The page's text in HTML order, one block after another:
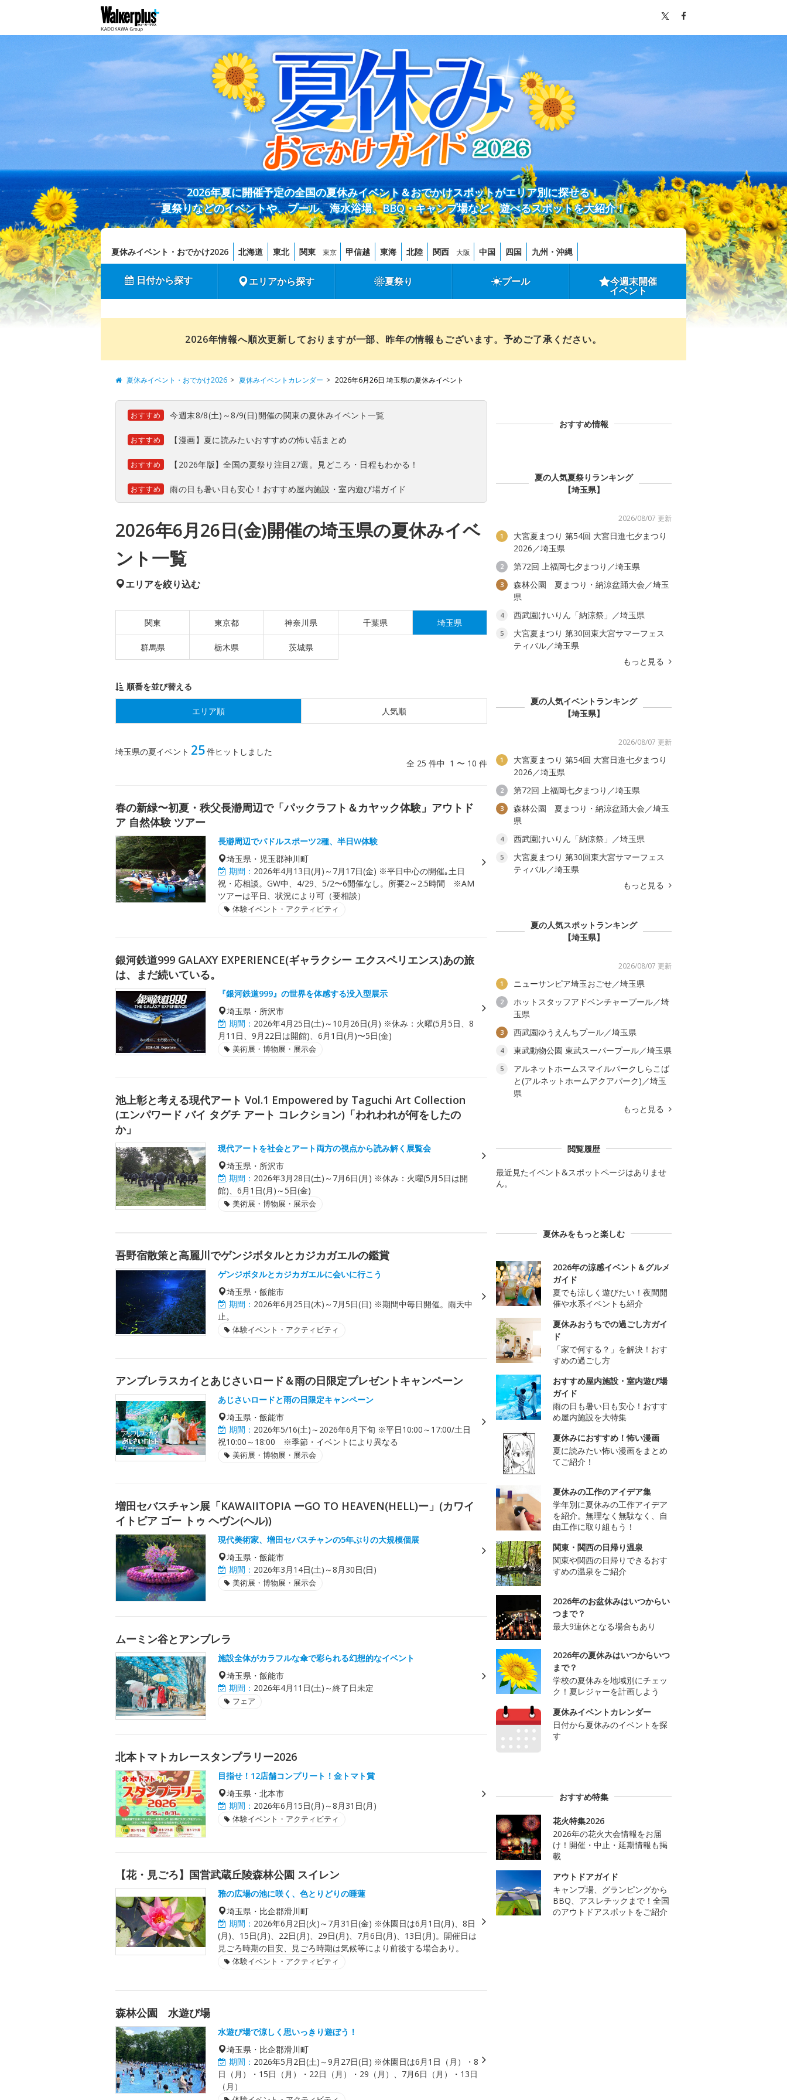
2026年夏に開催予定の全国の夏休みイベント＆おでかけスポットがエリア別に探せる！
夏祭りなどのイベントや、プール、海水浴場、BBQ・キャンプ場など、遊べるスポットを大紹介！
夏休みイベント・おでかけ2026 北海道 東北 関東 東京 甲信越 東海 北陸 関西 大阪 中国 四国 九州・沖縄
日付から探す エリアから探す 夏祭り プール 今週末開催
イベント
2026年情報へ順次更新しておりますが一部、昨年の情報もございます。予めご了承ください。
夏休みイベント・おでかけ2026 夏休みイベントカレンダー 2026年6月26日 埼玉県の夏休みイベント
おすすめ 今週末8/8(土)～8/9(日)開催の関東の夏休みイベント一覧
おすすめ 【漫画】夏に読みたいおすすめの怖い話まとめ
おすすめ 【2026年版】全国の夏祭り注目27選。見どころ・日程もわかる！
おすすめ 雨の日も暑い日も安心！おすすめ屋内施設・室内遊び場ガイド
2026年6月26日(金)開催の埼玉県の夏休みイベ
ント一覧
エリアを絞り込む
関東 東京都 神奈川県 千葉県 埼玉県
群馬県 栃木県 茨城県
順番を並び替える
エリア順 人気順
埼玉県の夏イベント 25件ヒットしました
全 25 件中 1 〜 10 件
春の新緑〜初夏・秩父長瀞周辺で「パックラフト＆カヤック体験」アウトド
ア 自然体験 ツアー
長瀞周辺でパドルスポーツ2種、半日W体験
埼玉県・児玉郡神川町
期間： 2026年4月13日(月)～7月17日(金) ※平日中心の開催｡土日
祝・応相談。GW中、4/29、5/2〜6開催なし。所要2～2.5時間 ※AM
ツアーは平日、状況により可（要相談）
体験イベント・アクティビティ
銀河鉄道999 GALAXY EXPERIENCE(ギャラクシー エクスペリエンス)あの旅
は、まだ続いている。
『銀河鉄道999』の世界を体感する没入型展示
埼玉県・所沢市
期間： 2026年4月25日(土)～10月26日(月) ※休み：火曜(5月5日、8
月11日、9月22日は開館)、6月1日(月)〜5日(金)
美術展・博物展・展示会
池上彰と考える現代アート Vol.1 Empowered by Taguchi Art Collection
(エンパワード バイ タグチ アート コレクション)「われわれが何をしたの
か」
現代アートを社会とアート両方の視点から読み解く展覧会
埼玉県・所沢市
期間： 2026年3月28日(土)～7月6日(月) ※休み：火曜(5月5日は開
館)、6月1日(月)～5日(金)
美術展・博物展・展示会
吾野宿散策と高麗川でゲンジボタルとカジカガエルの鑑賞
ゲンジボタルとカジカガエルに会いに行こう
埼玉県・飯能市
期間： 2026年6月25日(木)～7月5日(日) ※期間中毎日開催。雨天中
止。
体験イベント・アクティビティ
アンブレラスカイとあじさいロード＆雨の日限定プレゼントキャンペーン
あじさいロードと雨の日限定キャンペーン
埼玉県・飯能市
期間： 2026年5/16(土)～2026年6月下旬 ※平日10:00～17:00/土日
祝10:00～18:00 ※季節・イベントにより異なる
美術展・博物展・展示会
増田セバスチャン展「KAWAIITOPIA ーGO TO HEAVEN(HELL)ー」(カワイ
イトピア ゴー トゥ ヘヴン(ヘル))
現代美術家、増田セバスチャンの5年ぶりの大規模個展
埼玉県・飯能市
期間： 2026年3月14日(土)～8月30日(日)
美術展・博物展・展示会
ムーミン谷とアンブレラ
施設全体がカラフルな傘で彩られる幻想的なイベント
埼玉県・飯能市
期間： 2026年4月11日(土)～終了日未定
フェア
北本トマトカレースタンプラリー2026
目指せ！12店舗コンプリート！金トマト賞
埼玉県・北本市
期間： 2026年6月15日(月)～8月31日(月)
体験イベント・アクティビティ
【花・見ごろ】国営武蔵丘陵森林公園 スイレン
雅の広場の池に咲く、色とりどりの睡蓮
埼玉県・比企郡滑川町
期間： 2026年6月2日(火)～7月31日(金) ※休園日は6月1日(月)、8日
(月)、15日(月)、22日(月)、29日(月)、7月6日(月)、13日(月)。開催日は
見ごろ時期の目安、見ごろ時期は気候等により前後する場合あり。
体験イベント・アクティビティ
森林公園 水遊び場
水遊び場で涼しく思いっきり遊ぼう！
埼玉県・比企郡滑川町
期間： 2026年5月2日(土)～9月27日(日) ※休園日は6月1日（月）・8
日（月）・15日（月）・22日（月）・29（月）、7月6日（月）・13日
（月）
おすすめ情報
夏の人気夏祭りランキング
【埼玉県】
2026/08/07 更新
1
大宮夏まつり 第54回 大宮日進七夕まつり
2026／埼玉県
2 第72回 上福岡七夕まつり／埼玉県
3
森林公園 夏まつり・納涼盆踊大会／埼玉
県
4 西武園けいりん「納涼祭」／埼玉県
5
大宮夏まつり 第30回東大宮サマーフェス
ティバル／埼玉県
もっと見る
夏の人気イベントランキング
【埼玉県】
2026/08/07 更新
1
大宮夏まつり 第54回 大宮日進七夕まつり
2026／埼玉県
2 第72回 上福岡七夕まつり／埼玉県
3
森林公園 夏まつり・納涼盆踊大会／埼玉
県
4 西武園けいりん「納涼祭」／埼玉県
5
大宮夏まつり 第30回東大宮サマーフェス
ティバル／埼玉県
もっと見る
夏の人気スポットランキング
【埼玉県】
2026/08/07 更新
1 ニューサンピア埼玉おごせ／埼玉県
2
ホットスタッフアドベンチャープール／埼
玉県
3 西武園ゆうえんちプール／埼玉県
4 東武動物公園 東武スーパープール／埼玉県
5
アルネットホームスマイルパークしらこば
と(アルネットホームアクアパーク)／埼玉
県
もっと見る
閲覧履歴
最近見たイベント&スポットページはありませ
ん。
夏休みをもっと楽しむ
2026年の涼感イベント＆グルメ
ガイド
夏でも涼しく遊びたい！夜間開
催や水系イベントも紹介
夏休みおうちでの過ごし方ガイ
ド
「家で何する？」を解決！おす
すめの過ごし方
おすすめ屋内施設・室内遊び場
ガイド
雨の日も暑い日も安心！おすす
め屋内施設を大特集
夏休みにおすすめ！怖い漫画
夏に読みたい怖い漫画をまとめ
てご紹介！
夏休みの工作のアイデア集
学年別に夏休みの工作アイデア
を紹介。無理なく無駄なく、自
由工作に取り組もう！
関東・関西の日帰り温泉
関東や関西の日帰りできるおす
すめの温泉をご紹介
2026年のお盆休みはいつからい
つまで？
最大9連休となる場合もあり
2026年の夏休みはいつからいつ
まで？
学校の夏休みを地域別にチェッ
ク！夏レジャーを計画しよう
夏休みイベントカレンダー
日付から夏休みのイベントを探
す
おすすめ特集
花火特集2026
2026年の花火大会情報をお届
け！開催・中止・延期情報も掲
載
アウトドアガイド
キャンプ場、グランピングから
BBQ、アスレチックまで！全国
のアウトドアスポットをご紹介